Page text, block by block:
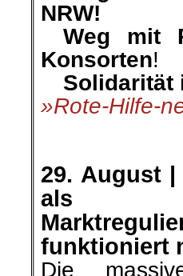
NRW!
Weg mit
Konsorten!
Solidarität
»Rote-Hilfe-
29. August |
als
funktioniert
Die